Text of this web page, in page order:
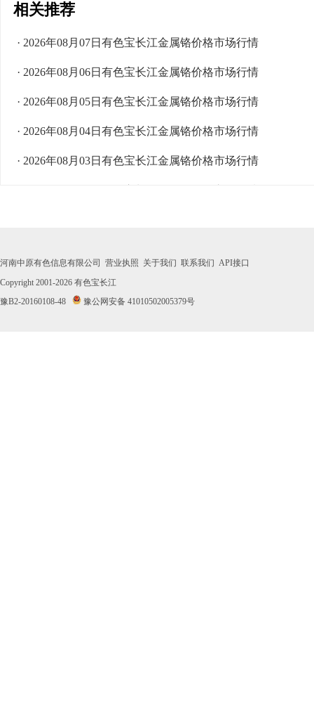
相关推荐
· 2026年08月07日有色宝长江金属铬价格市场行情
· 2026年08月06日有色宝长江金属铬价格市场行情
· 2026年08月05日有色宝长江金属铬价格市场行情
· 2026年08月04日有色宝长江金属铬价格市场行情
· 2026年08月03日有色宝长江金属铬价格市场行情
· 2026年07月28日有色宝长江金属铬价格市场行情
· 2026年07月27日有色宝长江金属铬价格市场行情
河南中原有色信息有限公司 营业执照 关于我们 联系我们 API接口
Copyright 2001-2026 有色宝长江
豫B2-20160108-48
豫公网安备 41010502005379号